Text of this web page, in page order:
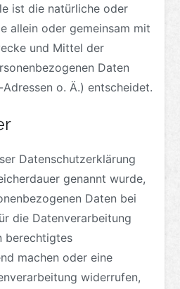
ist die natürliche oder
allein oder gemeinsam mit
und Mittel der
Daten
o. Ä.) entscheidet.
Datenschutzerklärung
genannt wurde,
Daten bei
die Datenverarbeitung
berechtigtes
machen oder eine
widerrufen,